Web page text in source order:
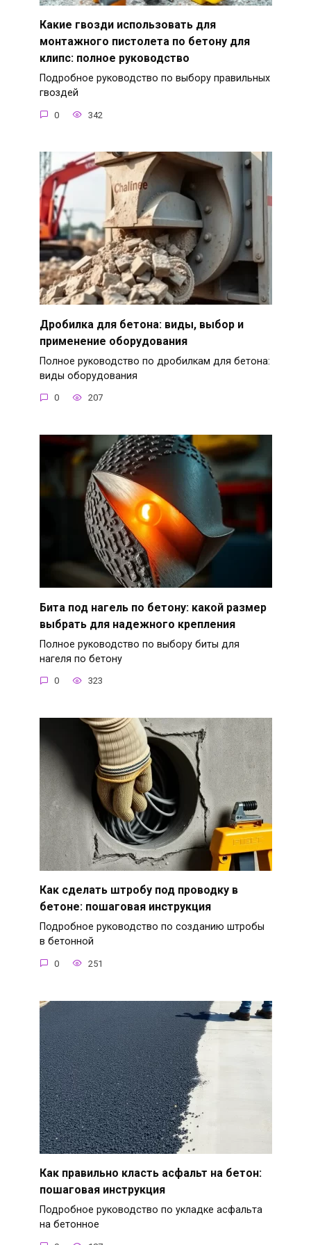
Какие гвозди использовать для
монтажного пистолета по бетону для
клипс: полное руководство
Подробное руководство по выбору правильных
гвоздей
0 342
Дробилка для бетона: виды, выбор и
применение оборудования
Полное руководство по дробилкам для бетона:
виды оборудования
0 207
Бита под нагель по бетону: какой размер
выбрать для надежного крепления
Полное руководство по выбору биты для
нагеля по бетону
0 323
Как сделать штробу под проводку в
бетоне: пошаговая инструкция
Подробное руководство по созданию штробы
в бетонной
0 251
Как правильно класть асфальт на бетон:
пошаговая инструкция
Подробное руководство по укладке асфальта
на бетонное